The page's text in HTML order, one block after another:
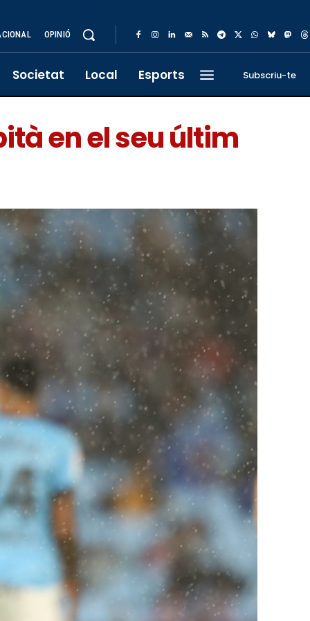
OPINIÓ
Societat Local Esports Subscriu-te
en el seu últim